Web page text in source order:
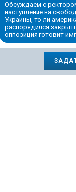
Обсуждаем с
наступление на
Украины, то ли
распорядился
оппозиция готовит